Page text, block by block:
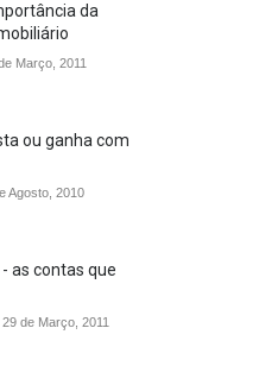
da
Março, 2011
ou ganha com
Agosto, 2010
as contas que
29 de Março, 2011